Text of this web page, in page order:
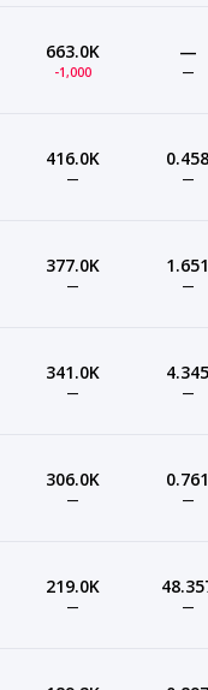
663.0K
-1,000
—
—
416.0K
—
0.458
—
377.0K
—
1.651
—
341.0K
—
4.345
—
306.0K
—
0.761
—
219.0K
— —